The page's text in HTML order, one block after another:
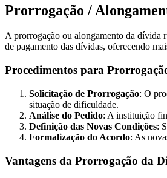
Prorrogação /
A prorrogação ou alongamento da dívida
de pagamento das dívidas, oferecendo
Procedimentos para
Solicitação de Prorrogação: O
situação de dificuldade.
Análise do Pedido: A instituição
Definição das Novas Condições:
Formalização do Acordo: As
Vantagens da Prorrogação da